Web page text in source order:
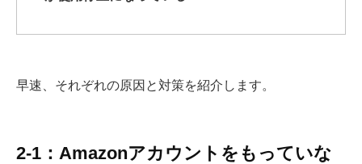
早速、それぞれの原因と対策を紹介します。
2-1：Amazonアカウントをもっていな